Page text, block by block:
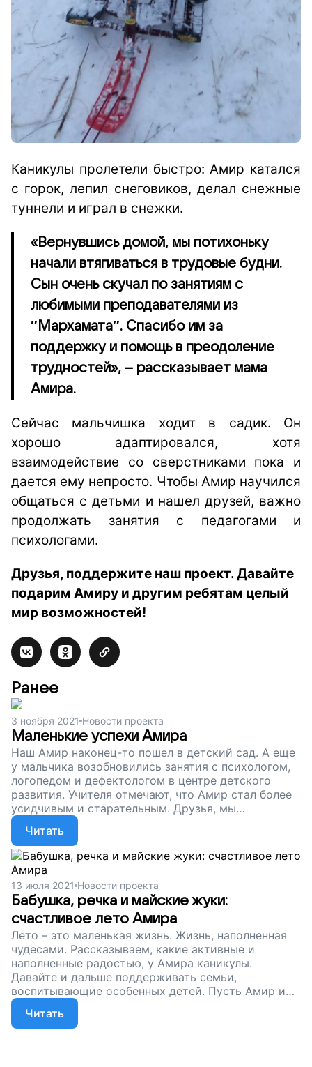
Каникулы пролетели быстро: Амир катался
с горок, лепил снеговиков, делал снежные
туннели и играл в снежки.
«Вернувшись домой, мы потихоньку
начали втягиваться в трудовые будни.
Сын очень скучал по занятиям с
любимыми преподавателями из
″Мархамата″. Спасибо им за
поддержку и помощь в преодоление
трудностей», – рассказывает мама
Амира.
Сейчас мальчишка ходит в садик. Он
хорошо адаптировался, хотя
взаимодействие со сверстниками пока и
дается ему непросто. Чтобы Амир научился
общаться с детьми и нашел друзей, важно
продолжать занятия с педагогами и
психологами.
Друзья, поддержите наш проект. Давайте
подарим Амиру и другим ребятам целый
мир возможностей!
Ранее
3 ноября 2021 Новости проекта
Маленькие успехи Амира
Наш Амир наконец-то пошел в детский сад. А еще
у мальчика возобновились занятия с психологом,
логопедом и дефектологом в центре детского
развития. Учителя отмечают, что Амир стал более
усидчивым и старательным. Друзья, мы
продолжаем сбор в поддержку нашего Центра
развития. Пусть у Амира и других особых ребят
будет больше возможностей!
Читать
13 июля 2021 Новости проекта
Бабушка, речка и майские жуки:
счастливое лето Амира
Лето – это маленькая жизнь. Жизнь, наполненная
чудесами. Рассказываем, какие активные и
наполненные радостью, у Амира каникулы.
Давайте и дальше поддерживать семьи,
воспитывающие особенных детей. Пусть Амир и
его друзья познают мир и развиваются!
Читать